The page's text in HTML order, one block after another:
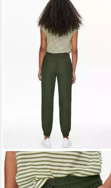
ONLYJogger Pants
ONLKELDA-EMERY MW